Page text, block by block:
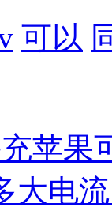
可以
苹果
大电流